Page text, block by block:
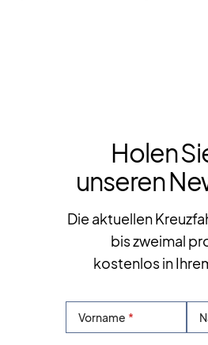
Holen
unseren
Die aktuellen
bis zweimal
kostenlos in
Vorname